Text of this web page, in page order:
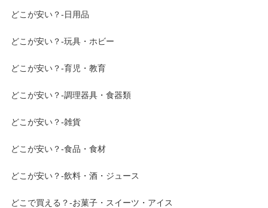
どこが安い？-日用品
どこが安い？-玩具・ホビー
どこが安い？-育児・教育
どこが安い？-調理器具・食器類
どこが安い？-雑貨
どこが安い？-食品・食材
どこが安い？-飲料・酒・ジュース
どこで買える？-お菓子・スイーツ・アイス